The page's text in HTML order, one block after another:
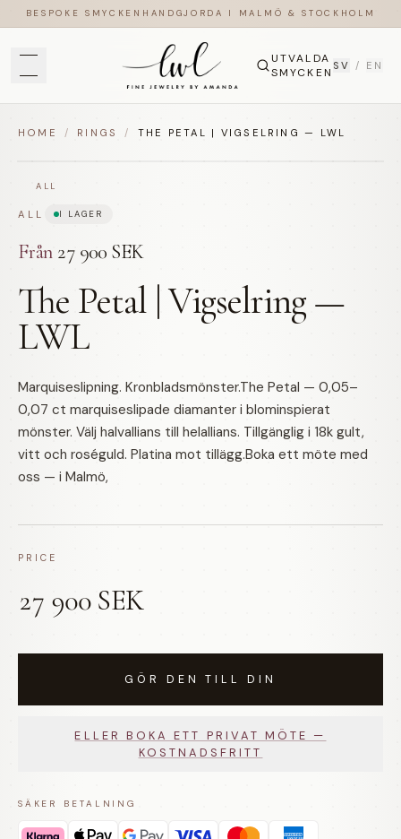
BESPOKE SMYCKEN HANDGJORDA I MALMÖ & STOCKHOLM
UTVALDA
SMYCKEN SV / EN
HOME / RINGS / THE PETAL | VIGSELRING — LWL
ALL
ALL I LAGER
Från 27 900 SEK
The Petal | Vigselring —
LWL
Marquiseslipning. Kronbladsmönster.The Petal — 0,05–
0,07 ct marquiseslipade diamanter i blominspierat
mönster. Välj halvallians till helallians. Tillgänglig i 18k gult,
vitt och roséguld. Platina mot tillägg.Boka ett möte med
oss — i Malmö,
PRICE
27 900 SEK
GÖR DEN TILL DIN
ELLER BOKA ETT PRIVAT MÖTE —
KOSTNADSFRITT
SÄKER BETALNING